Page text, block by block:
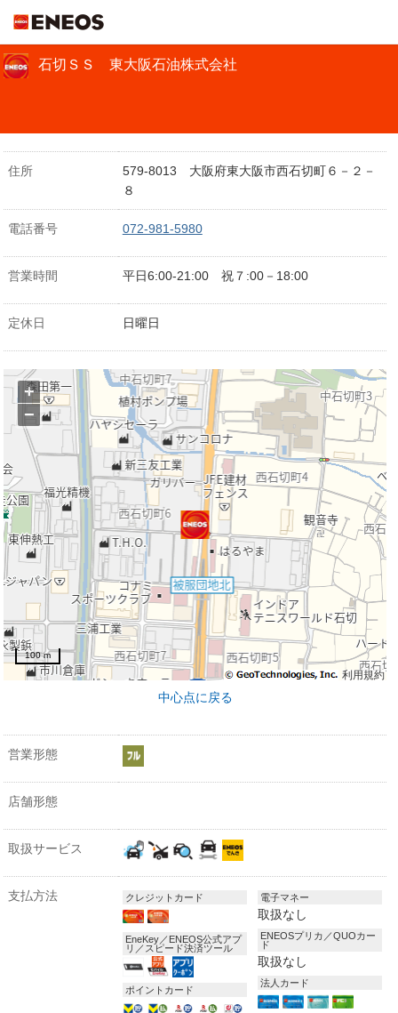
石切ＳＳ 東大阪石油株式会社
住所
579-8013 大阪府東大阪市西石切町６－２－
８
電話番号 072-981-5980
営業時間 平日6:00‐21:00 祝７:00－18:00
定休日 日曜日
利用規約
+
−
100 m
中心点に戻る
営業形態
店舗形態
取扱サービス
支払方法 クレジットカード
EneKey／ENEOS公式アプ
リ／スピード決済ツール
ポイントカード
電子マネー
取扱なし
ENEOSプリカ／QUOカー
ド
取扱なし
法人カード